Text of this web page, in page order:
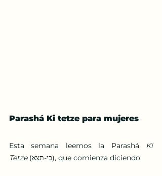
Parashá Ki tetze para mujeres
Esta semana leemos la Parashá Ki
Tetze
(כִּי-תֵצֵא), que comienza diciendo: